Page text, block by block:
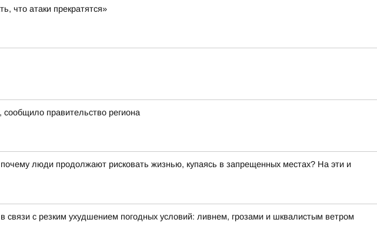
что атаки прекратятся»
правительство региона
люди продолжают рисковать жизнью, купаясь в запрещенных местах? На эти и
с резким ухудшением погодных условий: ливнем, грозами и шквалистым ветром